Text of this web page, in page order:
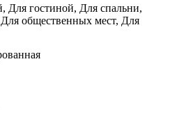
Для гостиной, Для спальни,
общественных мест, Для